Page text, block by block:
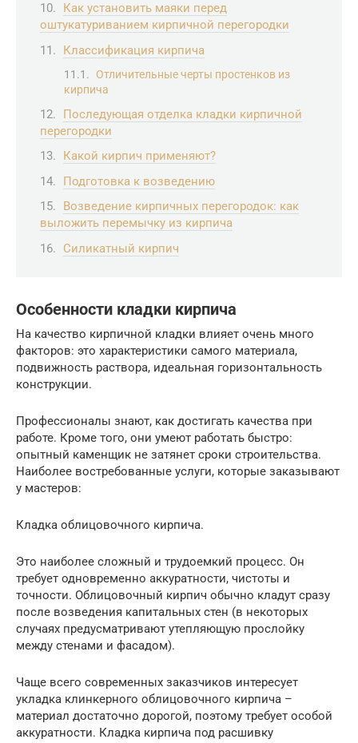
Как установить маяки перед
оштукатуриванием кирпичной перегородки
Классификация кирпича
Отличительные черты простенков из
кирпича
Последующая отделка кладки кирпичной
перегородки
Какой кирпич применяют?
Подготовка к возведению
Возведение кирпичных перегородок: как
выложить перемычку из кирпича
Силикатный кирпич
Особенности кладки кирпича
На качество кирпичной кладки влияет очень много
факторов: это характеристики самого материала,
подвижность раствора, идеальная горизонтальность
конструкции.
Профессионалы знают, как достигать качества при
работе. Кроме того, они умеют работать быстро:
опытный каменщик не затянет сроки строительства.
Наиболее востребованные услуги, которые заказывают
у мастеров:
Кладка облицовочного кирпича.
Это наиболее сложный и трудоемкий процесс. Он
требует одновременно аккуратности, чистоты и
точности. Облицовочный кирпич обычно кладут сразу
после возведения капитальных стен (в некоторых
случаях предусматривают утепляющую прослойку
между стенами и фасадом).
Чаще всего современных заказчиков интересует
укладка клинкерного облицовочного кирпича –
материал достаточно дорогой, поэтому требует особой
аккуратности. Кладка кирпича под расшивку